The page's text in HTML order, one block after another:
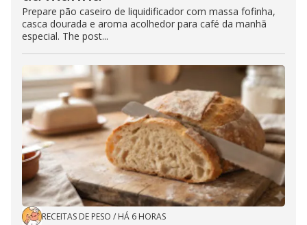
Prepare pão caseiro de liquidificador com massa fofinha,
casca dourada e aroma acolhedor para café da manhã
especial. The post...
RECEITAS DE PESO / HÁ 6 HORAS